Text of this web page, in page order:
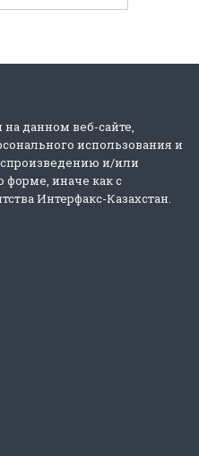
данном веб-сайте,
использования и
и/или
форме, иначе как с
Интерфакс-Казахстан.